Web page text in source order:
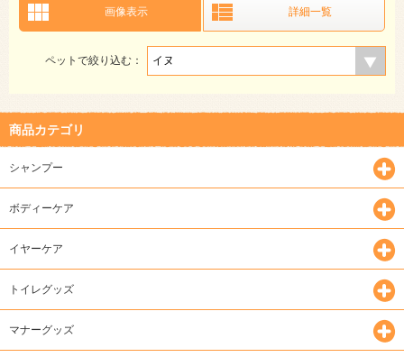
画像表示 詳細一覧
ペットで絞り込む：
商品カテゴリ
シャンプー
ボディーケア
イヤーケア
トイレグッズ
マナーグッズ